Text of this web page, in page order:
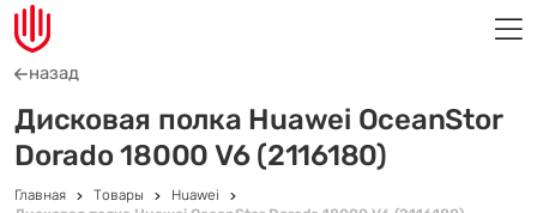
назад
Дисковая полка Huawei OceanStor
Dorado 18000 V6 (2116180)
Главная Товары
Huawei